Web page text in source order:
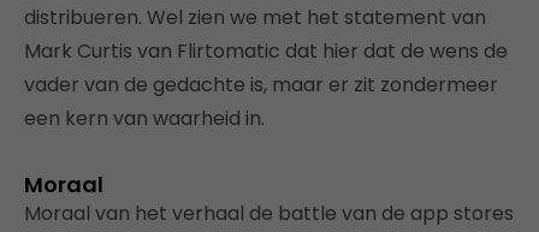
distribueren. Wel zien we met het statement van
Mark Curtis van Flirtomatic dat hier dat de wens de
vader van de gedachte is, maar er zit zondermeer
een kern van waarheid in.
Moraal
Moraal van het verhaal de battle van de app stores